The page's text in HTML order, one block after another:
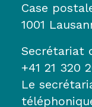
Case
1001
Secrétariat
+41 21 320
Le